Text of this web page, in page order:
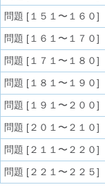
問題 [１５１〜１６０]
問題 [１６１〜１７０]
問題 [１７１〜１８０]
問題 [１８１〜１９０]
問題 [１９１〜２００]
問題 [２０１〜２１０]
問題 [２１１〜２２０]
問題 [２２１〜２２５]